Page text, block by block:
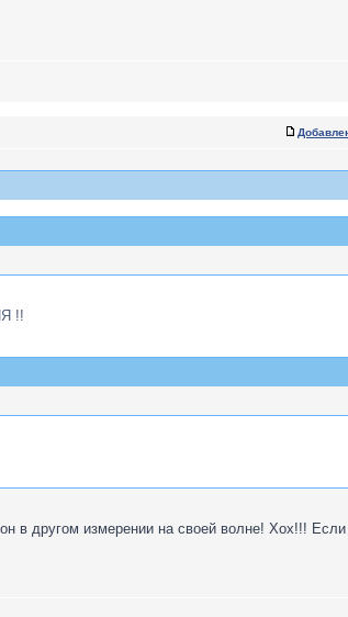
!!
в другом измерении на своей волне! Хох!!!